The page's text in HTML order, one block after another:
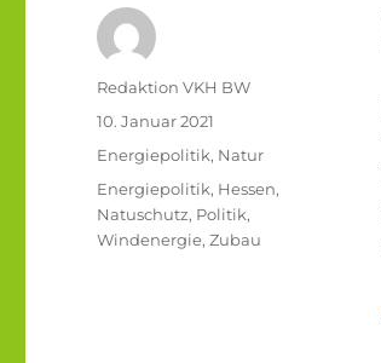
Autor
Redaktion VKH BW
Veröffentlicht
10. Januar 2021
Kategorien
Energiepolitik, Natur
Schlagwörter
Energiepolitik, Hessen,
Natuschutz, Politik,
Windenergie,Zubau